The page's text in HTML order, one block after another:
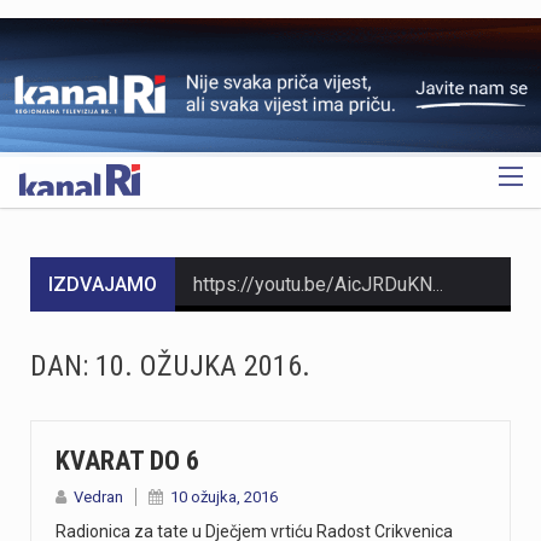
OGLAS
IZDVAJAMO
DAN: 10. OŽUJKA 2016.
KVARAT DO 6
Vedran 10 ožujka, 2016
Radionica za tate u Dječjem vrtiću Radost Crikvenica